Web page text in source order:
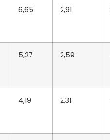
6,65 2,91
5,27 2,59
4,19 2,31